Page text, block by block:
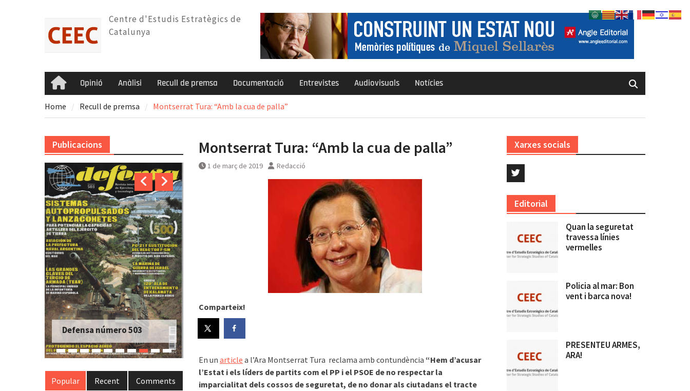
Centre d'Estudis Estratègics de
Catalunya
HomeOpinió Anàlisi Recull de premsa Documentació Entrevistes Audiovisuals Notícies
Home Recull de premsa Montserrat Tura: “Amb la cua de palla”
Montserrat Tura: “Amb la cua de palla”
1 de març de 2019 Redacció
Comparteix!
En un article a l’Ara Montserrat Tura reclama amb contundència “Hem d’acusar
l’Estat i els líders de partits com el PP i el PSOE de no respectar la
imparcialitat dels cossos de seguretat, de no donar als ciutadans el tracte
Xarxes socials
Editorial
Quan la seguretat
travessa línies
vermelles
Policia al mar: Bon
vent i barca nova!
PRESENTEU ARMES,
ARA!
Publicacions
Defensa número 503
Popular Recent Comments